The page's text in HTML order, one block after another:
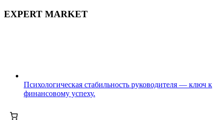
EXPERT MARKET
Психологическая стабильность руководителя — ключ к
финансовому успеху.